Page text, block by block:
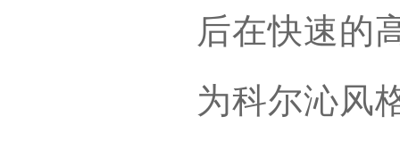
后在快速的
为科尔沁风